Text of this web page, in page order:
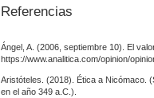
Referencias
Ángel, A. (2006, septiembre 10). El
https://www.analitica.com/opinion/
Aristóteles. (2018). Ética a Nicómaco.
en el año 349 a.C.).